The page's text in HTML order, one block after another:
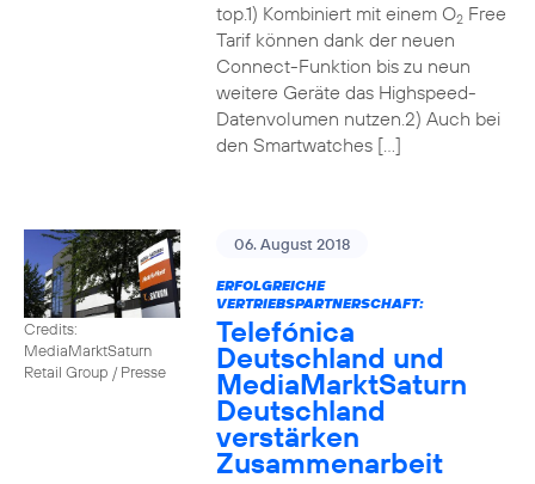
top.1) Kombiniert mit einem O2Free
Tarif können dank der neuen
Connect-Funktion bis zu neun
weitere Geräte das Highspeed-
Datenvolumen nutzen.2) Auch bei
den Smartwatches […]
Credits:
MediaMarktSaturn
Retail Group / Presse
06. August 2018
ERFOLGREICHE
VERTRIEBSPARTNERSCHAFT:
Telefónica
Deutschland und
MediaMarktSaturn
Deutschland
verstärken
Zusammenarbeit